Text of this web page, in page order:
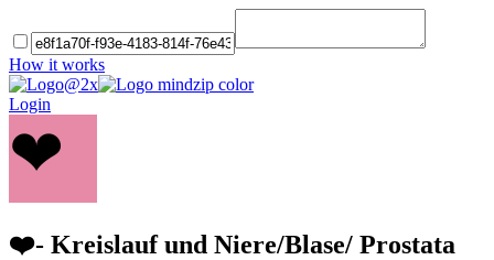
How it works
Login
❤
❤️- Kreislauf und Niere/Blase/ Prostata